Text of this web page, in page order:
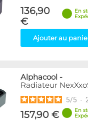
136,90
€
En
Ajouter au
Alphacool -
Radiateur
5/5 -
157,90 €
En